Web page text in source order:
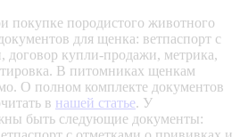
покупке породистого животного
для щенка: ветпаспорт с
договор купли-продажи, метрика,
В питомниках щенкам
О полном комплекте документов
в нашей статье. У
быть следующие документы: